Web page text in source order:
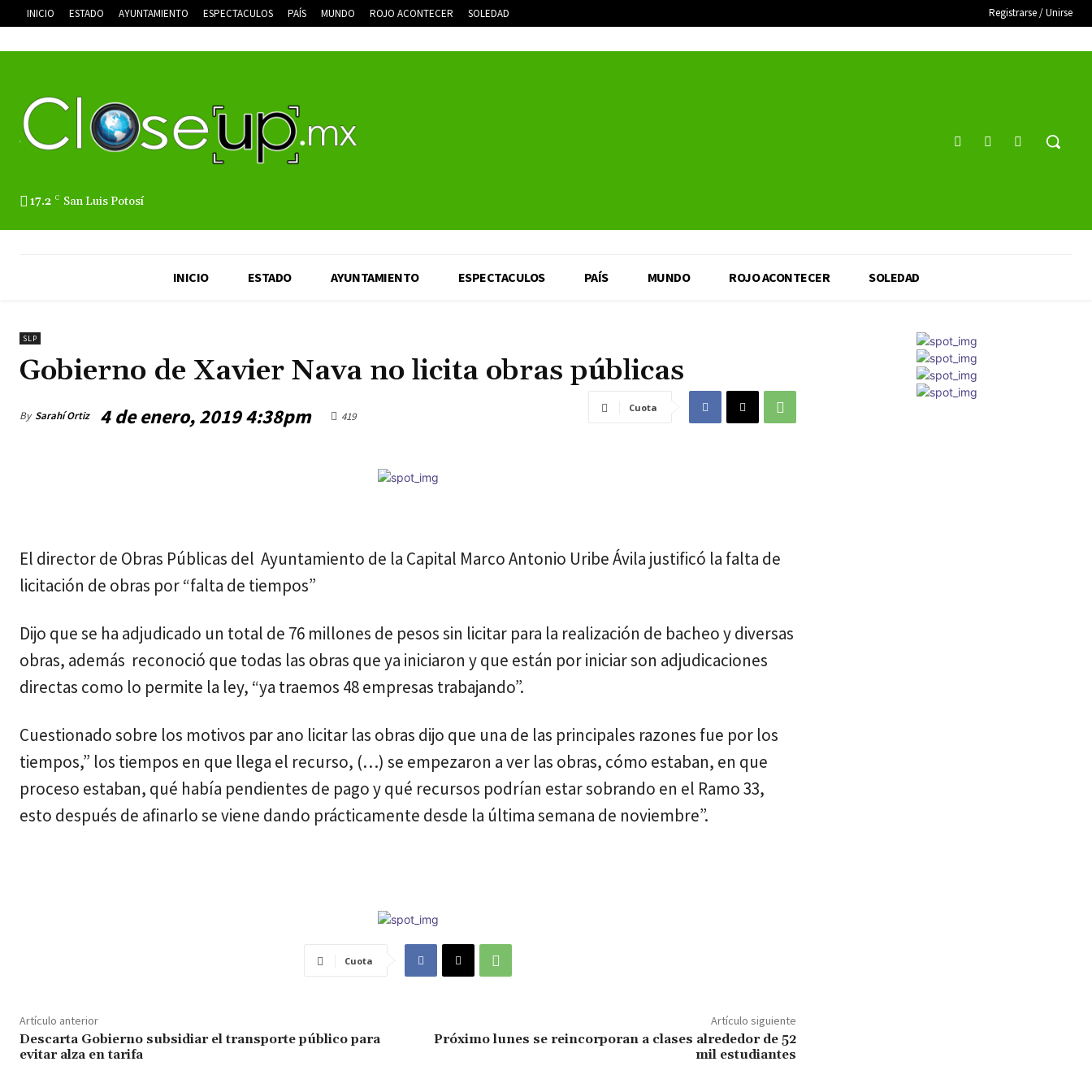
INICIO ESTADO AYUNTAMIENTO ESPECTACULOS PAÍS MUNDO ROJO ACONTECER SOLEDAD Registrarse / Unirse
17.2 C San Luis Potosí
INICIO ESTADO AYUNTAMIENTO ESPECTACULOS PAÍS MUNDO ROJO ACONTECER SOLEDAD
SLP
Gobierno de Xavier Nava no licita obras públicas
By Sarahí Ortiz 4 de enero, 2019 4:38pm 419
Cuota
El director de Obras Públicas del Ayuntamiento de la Capital Marco Antonio Uribe Ávila justificó la falta de
licitación de obras por “falta de tiempos”
Dijo que se ha adjudicado un total de 76 millones de pesos sin licitar para la realización de bacheo y diversas
obras, además reconoció que todas las obras que ya iniciaron y que están por iniciar son adjudicaciones
directas como lo permite la ley, “ya traemos 48 empresas trabajando”.
Cuestionado sobre los motivos par ano licitar las obras dijo que una de las principales razones fue por los
tiempos,” los tiempos en que llega el recurso, (…) se empezaron a ver las obras, cómo estaban, en que
proceso estaban, qué había pendientes de pago y qué recursos podrían estar sobrando en el Ramo 33,
esto después de afinarlo se viene dando prácticamente desde la última semana de noviembre”.
Cuota
Artículo anterior
Descarta Gobierno subsidiar el transporte público para
evitar alza en tarifa
Artículo siguiente
Próximo lunes se reincorporan a clases alrededor de 52
mil estudiantes